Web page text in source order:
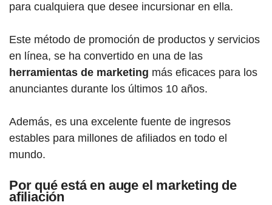
para cualquiera que desee incursionar en ella.
Este método de promoción de productos y servicios
en línea, se ha convertido en una de las
herramientas de marketing más eficaces para los
anunciantes durante los últimos 10 años.
Además, es una excelente fuente de ingresos
estables para millones de afiliados en todo el
mundo.
Por qué está en auge el marketing de
afiliación